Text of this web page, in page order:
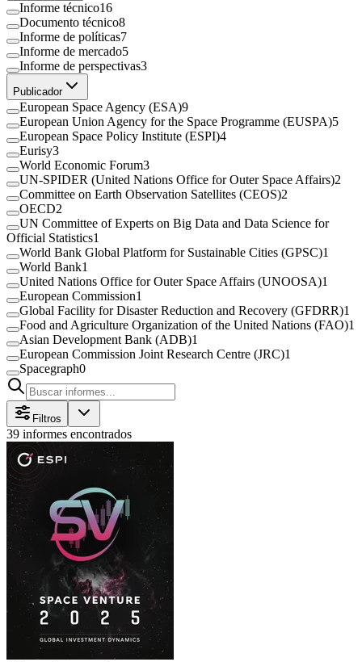
Informe técnico16
Documento técnico8
Informe de políticas7
Informe de mercado5
Informe de perspectivas3
Publicador
European Space Agency (ESA)9
European Union Agency for the Space Programme (EUSPA)5
European Space Policy Institute (ESPI)4
Eurisy3
World Economic Forum3
UN-SPIDER (United Nations Office for Outer Space Affairs)2
Committee on Earth Observation Satellites (CEOS)2
OECD2
UN Committee of Experts on Big Data and Data Science for
Official Statistics1
World Bank Global Platform for Sustainable Cities (GPSC)1
World Bank1
United Nations Office for Outer Space Affairs (UNOOSA)1
European Commission1
Global Facility for Disaster Reduction and Recovery (GFDRR)1
Food and Agriculture Organization of the United Nations (FAO)1
Asian Development Bank (ADB)1
European Commission Joint Research Centre (JRC)1
Spacegraph0
Filtros
39 informes encontrados